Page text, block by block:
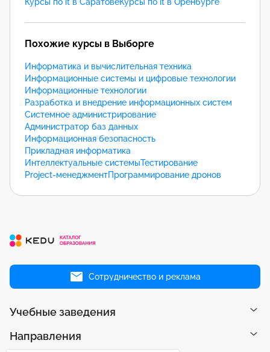
Похожие курсы в Выборге
Информатика и вычислительная техника
Информационные системы и цифровые технологии
Информационные технологии
Разработка и внедрение информационных систем
Системное администрирование
Администратор баз данных
Информационная безопасность
Прикладная информатика
Интеллектуальные системыТестирование
Project-менеджментПрограммирование дронов
Сотрудничество и реклама
Учебные заведения
Направления